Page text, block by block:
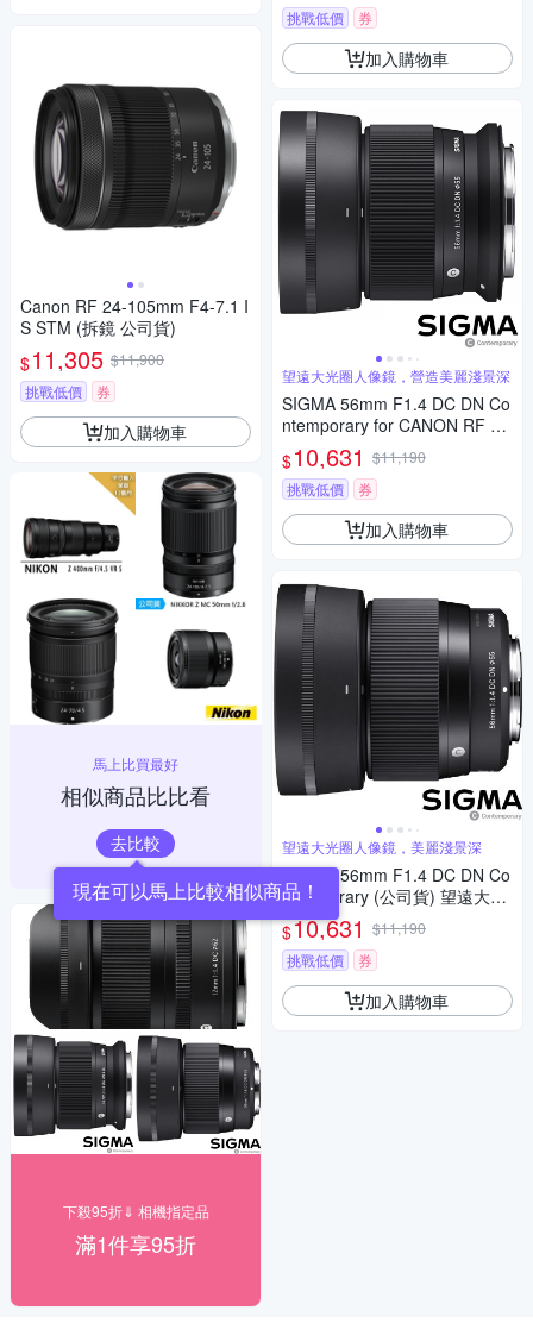
Canon RF 24-105mm F4-7.1 I
S STM (拆鏡 公司貨)
$11,305 $11,900
挑戰低價
券
加入購物車
馬上比買最好
相似商品比比看
去比較
現在可以馬上比較相似商品！
下殺95折⇓ 相機指定品
滿1件享95折
挑戰低價 券
加入購物車
望遠大光圈人像鏡，營造美麗淺景深
SIGMA 56mm F1.4 DC DN Co
ntemporary for CANON RF 接
環 (公司貨) 望遠大光圈定焦鏡
人像鏡 APS-C 無反微單眼專用
鏡頭
$10,631 $11,190
挑戰低價
券
加入購物車
望遠大光圈人像鏡，美麗淺景深
SIGMA 56mm F1.4 DC DN Co
ntemporary (公司貨) 望遠大光
圈定焦鏡頭 人像鏡 APS-C 無反
微單眼專用鏡頭
$10,631 $11,190
挑戰低價
券
加入購物車